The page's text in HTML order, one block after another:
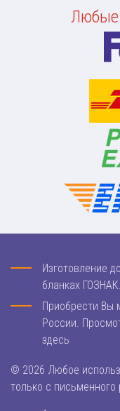
Любые
Изготовление
бланках ГОЗНАК.
Приобрести Вы
России.
здесь
© 2026 Любое
только с